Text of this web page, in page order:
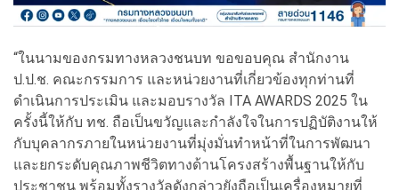
“ในนามของกรมทางหลวงชนบท ขอขอบคุณ สำนักงาน
ป.ป.ช. คณะกรรมการ และหน่วยงานที่เกี่ยวข้องทุกท่านที่
ดำเนินการประเมิน และมอบรางวัล ITA AWARDS 2025 ใน
ครั้งนี้ให้กับ ทช. ถือเป็นขวัญและกำลังใจในการปฏิบัติงานให้
กับบุคลากรภายในหน่วยงานที่มุ่งมั่นทำหน้าที่ในการพัฒนา
และยกระดับคุณภาพชีวิตทางด้านโครงสร้างพื้นฐานให้กับ
ประชาชน พร้อมทั้งรางวัลดังกล่าวยังถือเป็นเครื่องหมายที่